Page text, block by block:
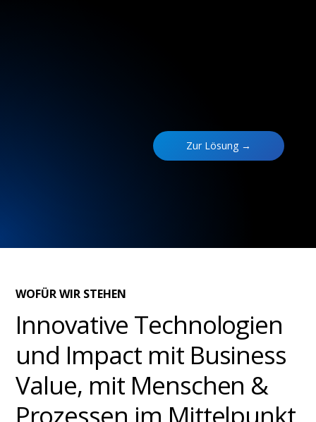
Zur Lösung →
WOFÜR WIR STEHEN
Innovative Technologien
und Impact mit Business
Value, mit Menschen &